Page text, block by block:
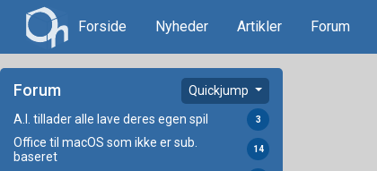
Forside Nyheder Artikler Forum
Forum Quickjump
A.I. tillader alle lave deres egen spil 3
Office til macOS som ikke er sub.
baseret
14